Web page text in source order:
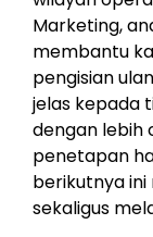
Marketing,
membantu
pengisian
jelas kepada
dengan lebih
penetapan
berikutnya
sekaligus